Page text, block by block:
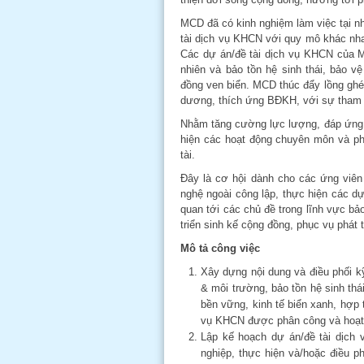
MCD đã có kinh nghiệm làm việc tại
tài dịch vụ KHCN với quy mô khác
Các dự án/đề tài dịch vụ KHCN của
nhiên và bảo tồn hệ sinh thái, bảo
đồng ven biển. MCD thúc đẩy lồng
dương, thích ứng BĐKH, với sự tham
Nhằm tăng cường lực lượng, đáp
hiện các hoạt động chuyên môn và
tài.
Đây là cơ hội dành cho các ứng
nghệ ngoài công lập, thực hiện các
quan tới các chủ đề trong lĩnh vực
triển sinh kế cộng đồng, phục vụ
Mô tả công việc
Xây dựng nội dung và điều phối
& môi trường, bảo tồn hệ sinh
bền vững, kinh tế biển xanh,
vụ KHCN được phân công và
Lập kế hoạch dự án/đề tài dịch
nghiệp, thực hiện và/hoặc điều